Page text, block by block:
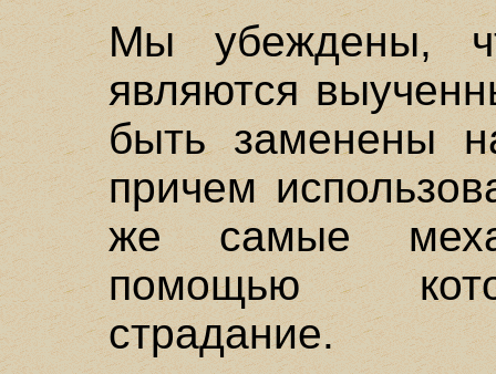
Мы убеждены,
являются
быть заменены
причем
же самые
помощью
страдание.